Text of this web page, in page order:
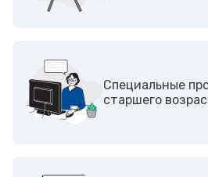
Специальные
старшего